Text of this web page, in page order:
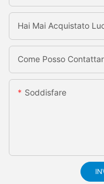
Hai Mai Acquistato
Come Posso
Soddisfare